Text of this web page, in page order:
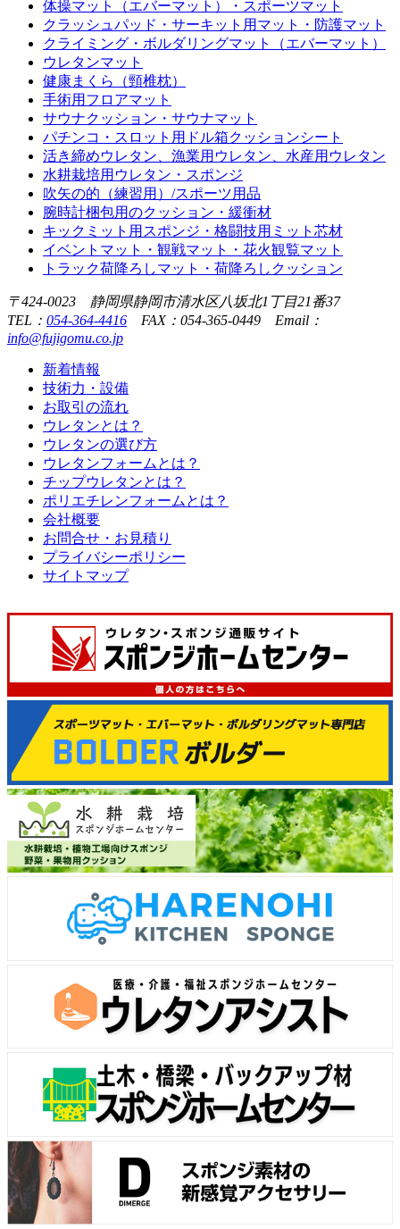
体操マット（エバーマット）・スポーツマット
クラッシュパッド・サーキット用マット・防護マット
クライミング・ボルダリングマット（エバーマット）
ウレタンマット
健康まくら（頸椎枕）
手術用フロアマット
サウナクッション・サウナマット
パチンコ・スロット用ドル箱クッションシート
活き締めウレタン、漁業用ウレタン、水産用ウレタン
水耕栽培用ウレタン・スポンジ
吹矢の的（練習用）/スポーツ用品
腕時計梱包用のクッション・緩衝材
キックミット用スポンジ・格闘技用ミット芯材
イベントマット・観戦マット・花火観覧マット
トラック荷降ろしマット・荷降ろしクッション
〒424-0023 静岡県静岡市清水区八坂北1丁目21番37
TEL： 054-364-4416 FAX：054-365-0449 Email：
info@fujigomu.co.jp
新着情報
技術力・設備
お取引の流れ
ウレタンとは？
ウレタンの選び方
ウレタンフォームとは？
チップウレタンとは？
ポリエチレンフォームとは？
会社概要
お問合せ・お見積り
プライバシーポリシー
サイトマップ